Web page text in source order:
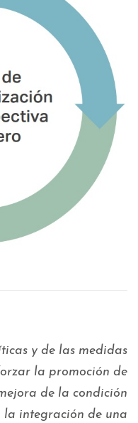
y de las medidas
la promoción de
de la condición
la integración de una